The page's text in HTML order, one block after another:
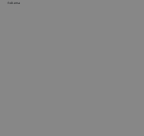
Reklama